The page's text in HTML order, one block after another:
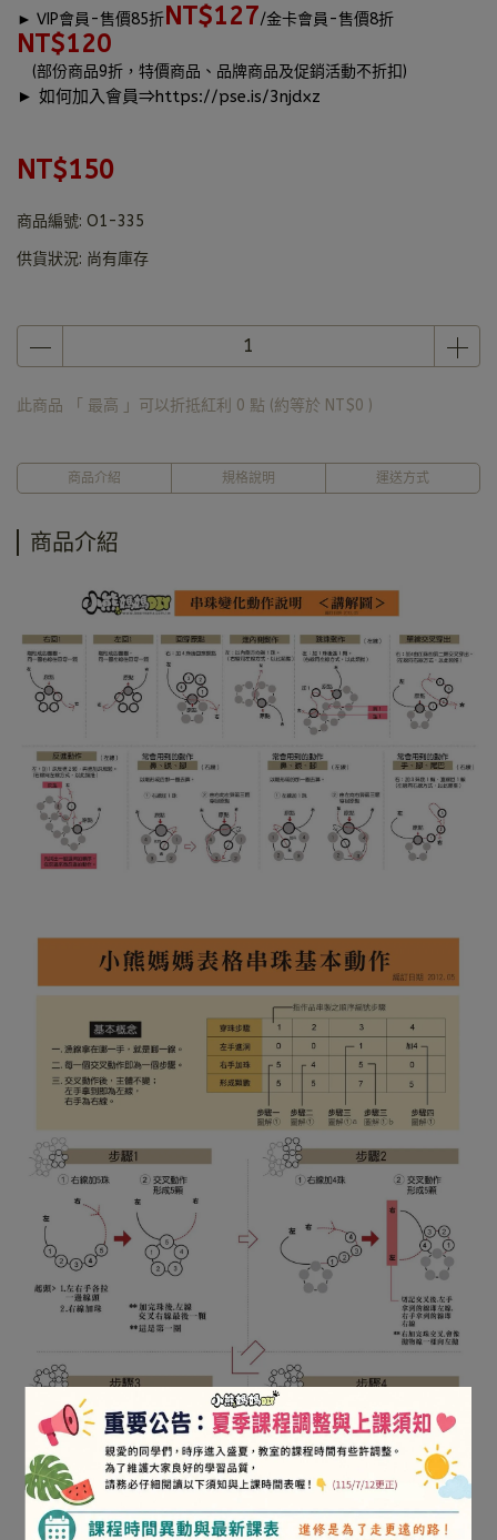
► VIP會員-售價85折 NT$127/金卡會員-售價8折
NT$120
(部份商品9折，特價商品、品牌商品及促銷活動不折扣)
► 如何加入會員⇒https://pse.is/3njdxz
NT$150
商品編號: O1-335
供貨狀況: 尚有庫存
此商品 「 最高 」可以折抵紅利 0 點 (約等於 NT$0 )
商品介紹 規格說明 運送方式
商品介紹